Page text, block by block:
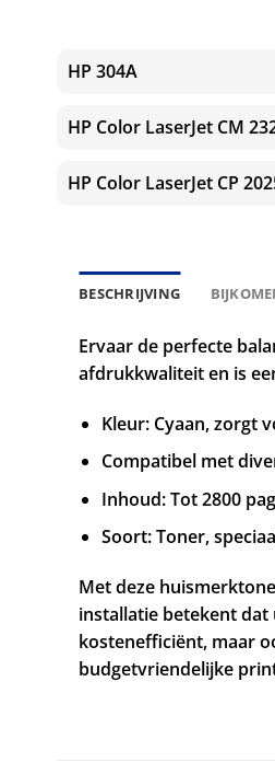
HP 304A
HP Color LaserJet CM
HP Color LaserJet CP
BESCHRIJVING
Ervaar de perfecte
afdrukkwaliteit en is
Kleur: Cyaan, zorgt
Compatibel met
Inhoud: Tot 2800
Soort: Toner,
Met deze
installatie betekent dat
kostenefficiënt, maar
budgetvriendelijke